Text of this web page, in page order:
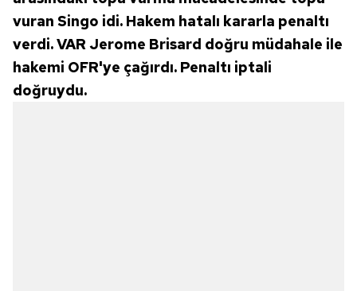
vuran Singo idi. Hakem hatalı kararla penaltı
verdi. VAR Jerome Brisard doğru müdahale ile
hakemi OFR'ye çağırdı. Penaltı iptali
doğruydu.